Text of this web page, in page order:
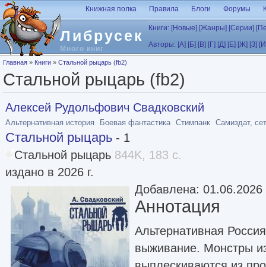
Перейти к основному содержанию
Либрусек
Много книг
Книжная полка Правила Блоги Форумы
Книги: [Новые] [Жанры] [Серии]
Авторы: [А] [Б] [В] [Г] [Д] [Е] [Ж] [З]
Вы здесь
Главная » Книги » Стальной рыцарь (fb2)
Стальной рыцарь (fb2)
Алексей Рудольфович Свадковский
Альтернативная история Боевая фантастика Стимпанк Самиздат,
Стальной рыцарь - 1
Стальной рыцарь 844K, 183 с.
издано в 2026 г.
Добавлена: 01.06.2026
Аннотация
Альтернативная
выживание. Монстры